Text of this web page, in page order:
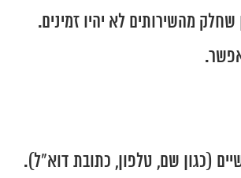
מהשירותים לא יהיו זמינים.
(כגון שם, טלפון, כתובת דוא"ל).